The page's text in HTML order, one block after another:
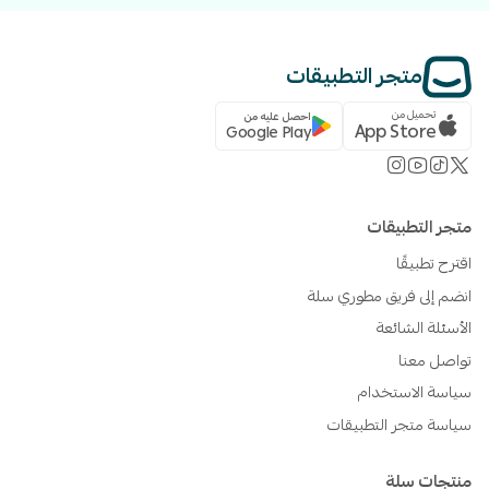
متجر التطبيقات
تحميل من
App Store احصل عليه من
Google Play
متجر التطبيقات
اقترح تطبيقًا
انضم إلى فريق مطوري سلة
الأسئلة الشائعة
تواصل معنا
سياسة الاستخدام
سياسة متجر التطبيقات
منتجات سلة